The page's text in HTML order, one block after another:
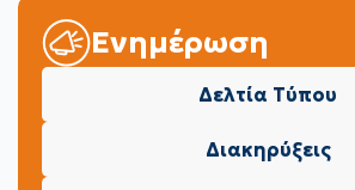
Ενημέρωση
Δελτία Τύπου
Διακηρύξεις